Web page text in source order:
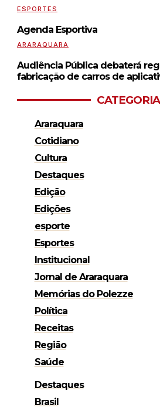
ESPORTES
Agenda Esportiva
ARARAQUARA
Audiência Pública debaterá
fabricação de carros de
Araraquara
Cotidiano
Cultura
Destaques
Edição
Edições
esporte
Esportes
Institucional
Jornal de Araraquara
Memórias do Polezze
Política
Receitas
Região
Saúde
Destaques
Brasil